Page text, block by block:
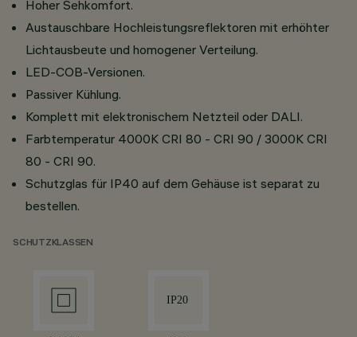
Hoher Sehkomfort.
Austauschbare Hochleistungsreflektoren mit erhöhter
Lichtausbeute und homogener Verteilung.
LED-COB-Versionen.
Passiver Kühlung.
Komplett mit elektronischem Netzteil oder DALI.
Farbtemperatur 4000K CRI 80 - CRI 90 / 3000K CRI
80 - CRI 90.
Schutzglas für IP40 auf dem Gehäuse ist separat zu
bestellen.
SCHUTZKLASSEN